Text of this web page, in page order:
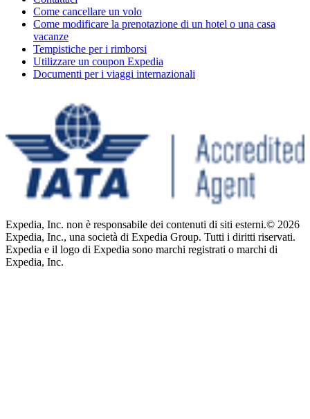
Come cancellare un volo
Come modificare la prenotazione di un hotel o una casa
vacanze
Tempistiche per i rimborsi
Utilizzare un coupon Expedia
Documenti per i viaggi internazionali
Expedia, Inc. non è responsabile dei contenuti di siti esterni.© 2026
Expedia, Inc., una società di Expedia Group. Tutti i diritti riservati.
Expedia e il logo di Expedia sono marchi registrati o marchi di
Expedia, Inc.